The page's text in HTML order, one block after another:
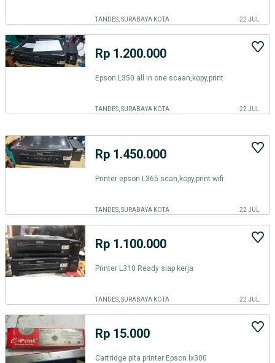
TANDES, SURABAYA KOTA 22 JUL
Rp 1.200.000
Epson L350 all in one scaan,kopy,print
TANDES, SURABAYA KOTA 22 JUL
Rp 1.450.000
Printer epson L365 scan,kopy,print wifi
TANDES, SURABAYA KOTA 22 JUL
Rp 1.100.000
Printer L310 Ready siap kerja
TANDES, SURABAYA KOTA 22 JUL
Rp 15.000
Cartridge pita printer Epson lx300